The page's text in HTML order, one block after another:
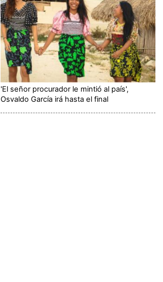
'El señor procurador le mintió al país',
Osvaldo García irá hasta el final